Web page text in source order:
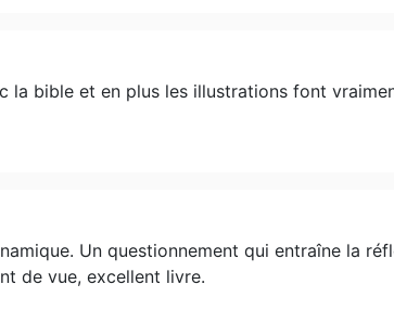
la bible et en plus les illustrations font
Un questionnement qui entraîne la
de vue, excellent livre.